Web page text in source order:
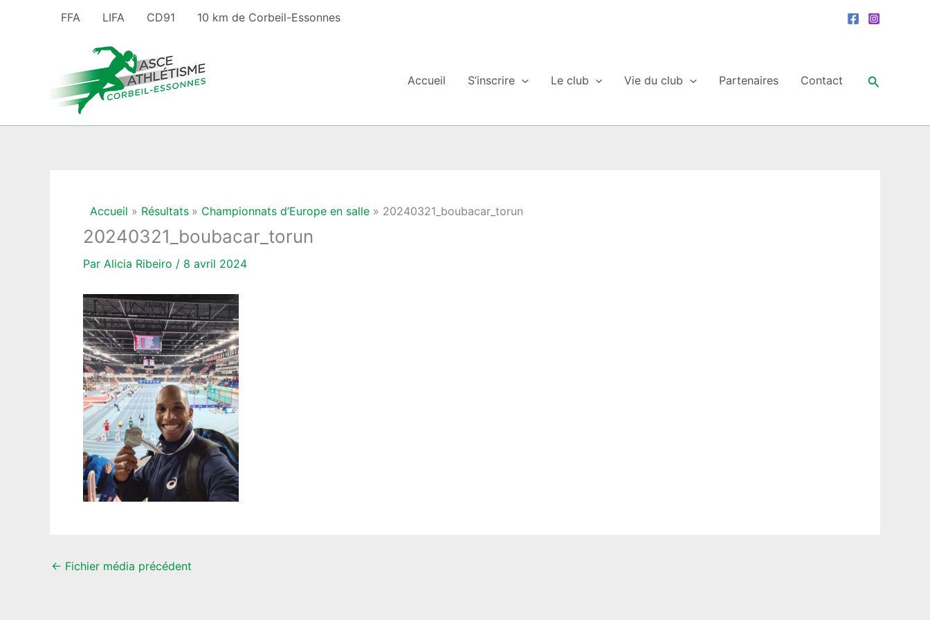
FFA LIFA CD91 10 km de Corbeil-Essonnes
Accueil S’inscrire Le club Vie du club Partenaires Contact
Accueil Résultats Championnats d’Europe en salle 20240321_boubacar_torun
20240321_boubacar_torun
Par Alicia Ribeiro / 8 avril 2024
← Fichier média précédent